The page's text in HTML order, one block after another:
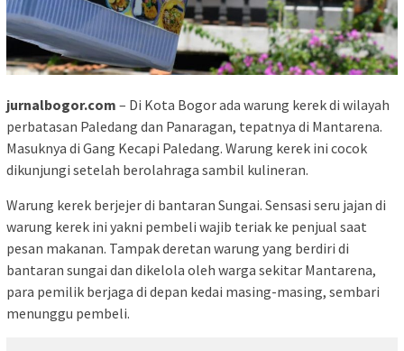
jurnalbogor.com – Di Kota Bogor ada warung kerek di wilayah
perbatasan Paledang dan Panaragan, tepatnya di Mantarena.
Masuknya di Gang Kecapi Paledang. Warung kerek ini cocok
dikunjungi setelah berolahraga sambil kulineran.
Warung kerek berjejer di bantaran Sungai. Sensasi seru jajan di
warung kerek ini yakni pembeli wajib teriak ke penjual saat
pesan makanan. Tampak deretan warung yang berdiri di
bantaran sungai dan dikelola oleh warga sekitar Mantarena,
para pemilik berjaga di depan kedai masing-masing, sembari
menunggu pembeli.